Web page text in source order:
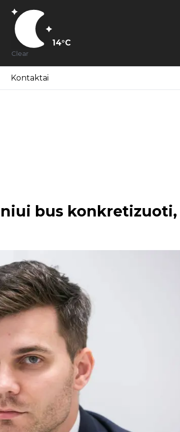
14°C
Clear
Kontaktai
bus konkretizuoti,